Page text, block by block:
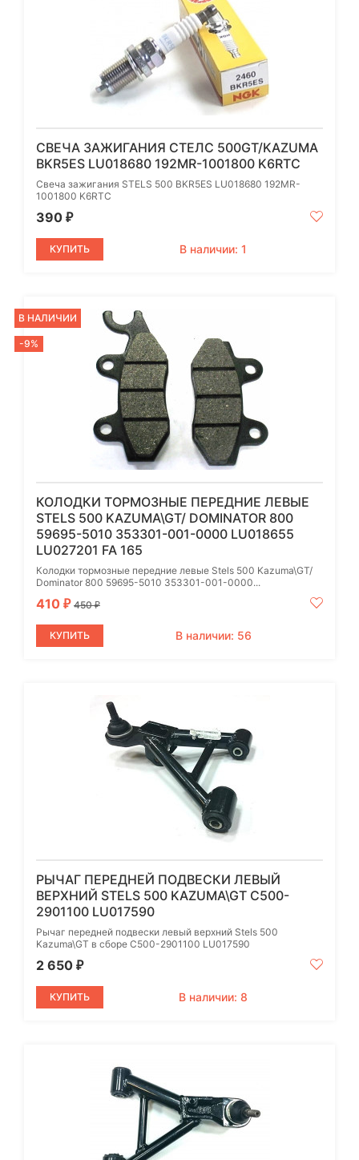
СВЕЧА ЗАЖИГАНИЯ СТЕЛС 500GT/KAZUMA
BKR5ES LU018680 192MR-1001800 K6RTC
Свеча зажигания STELS 500 BKR5ES LU018680 192MR-
1001800 K6RTC
390 ₽
КУПИТЬ В наличии: 1
В НАЛИЧИИ
-9%
КОЛОДКИ ТОРМОЗНЫЕ ПЕРЕДНИЕ ЛЕВЫЕ
STELS 500 KAZUMA\GT/ DOMINATOR 800
59695-5010 353301-001-0000 LU018655
LU027201 FA 165
Колодки тормозные передние левые Stels 500 Kazuma\GT/
Dominator 800 59695-5010 353301-001-0000...
410 ₽ 450₽
КУПИТЬ В наличии: 56
РЫЧАГ ПЕРЕДНЕЙ ПОДВЕСКИ ЛЕВЫЙ
ВЕРХНИЙ STELS 500 KAZUMA\GT C500-
2901100 LU017590
Рычаг передней подвески левый верхний Stels 500
Kazuma\GT в сборе C500-2901100 LU017590
2 650 ₽
КУПИТЬ В наличии: 8